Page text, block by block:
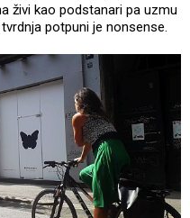
živi kao podstanari pa uzmu
potpuni je nonsense.